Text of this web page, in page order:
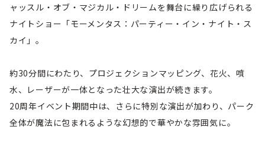
ャッスル・オブ・マジカル・ドリームを舞台に繰り広げられる
ナイトショー「モーメンタス：パーティー・イン・ナイト・ス
カイ」。
約30分間にわたり、プロジェクションマッピング、花火、噴
水、レーザーが一体となった壮大な演出が続きます。
20周年イベント期間中は、さらに特別な演出が加わり、パーク
全体が魔法に包まれるような幻想的で華やかな雰囲気に。